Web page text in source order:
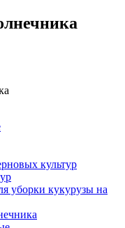
культур
уборки кукурузы на